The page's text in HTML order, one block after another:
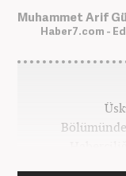
Muhammet Arif
Haber7.com -